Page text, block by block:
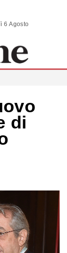
| SCENARI - giovedì 6 Agosto 2026
di